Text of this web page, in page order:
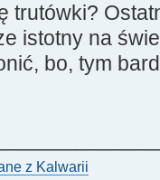
istotny na
bo, tym
z Kalwarii